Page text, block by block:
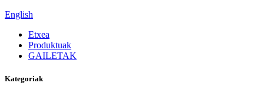
English
Etxea
Produktuak
GAILETAK
Kategoriak